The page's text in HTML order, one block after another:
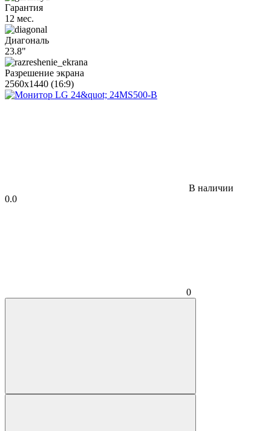
Гарантия
12 мес.
Диагональ
23.8"
Разрешение экрана
2560x1440 (16:9)
В наличии
0.0
0